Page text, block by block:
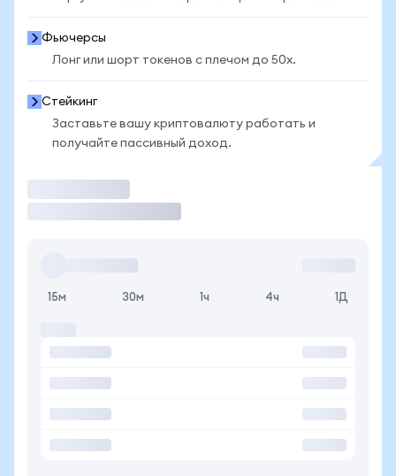
Фьючерсы
Лонг или шорт токенов с плечом до 50x.
Стейкинг
Заставьте вашу криптовалюту работать и
получайте пассивный доход.
15м 30м 1ч 4ч 1Д